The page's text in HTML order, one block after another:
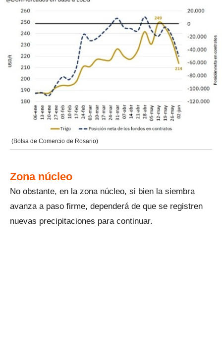
(Bolsa de Comercio de Rosario)
Zona núcleo
No obstante, en la zona núcleo, si bien la siembra
avanza a paso firme, dependerá de que se registren
nuevas precipitaciones para continuar.